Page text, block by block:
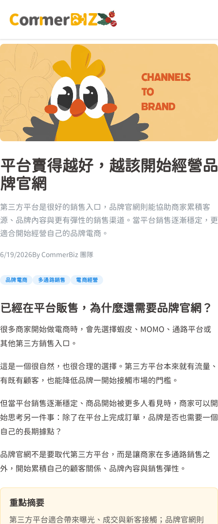
平台賣得越好，越該開始經營品
牌官網
第三方平台是很好的銷售入口，品牌官網則能協助商家累積客
源、品牌內容與更有彈性的銷售渠道。當平台銷售逐漸穩定，更
適合開始經營自己的品牌電商。
6/19/2026 By CommerBiz 團隊
品牌電商 多通路銷售 電商經營
已經在平台販售，為什麼還需要品牌官網？
很多商家開始做電商時，會先選擇蝦皮、MOMO、通路平台或
其他第三方銷售入口。
這是一個很自然，也很合理的選擇。第三方平台本來就有流量、
有既有顧客，也能降低品牌一開始接觸市場的門檻。
但當平台銷售逐漸穩定、商品開始被更多人看見時，商家可以開
始思考另一件事：除了在平台上完成訂單，品牌是否也需要一個
自己的長期據點？
品牌官網不是要取代第三方平台，而是讓商家在多通路銷售之
外，開始累積自己的顧客關係、品牌內容與銷售彈性。
重點摘要
第三方平台適合帶來曝光、成交與新客接觸；品牌官網則